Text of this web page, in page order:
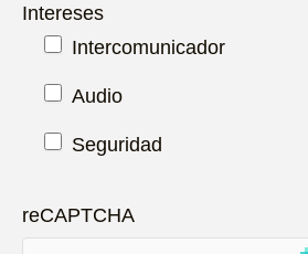
Intereses
Intercomunicador
Audio
Seguridad
reCAPTCHA